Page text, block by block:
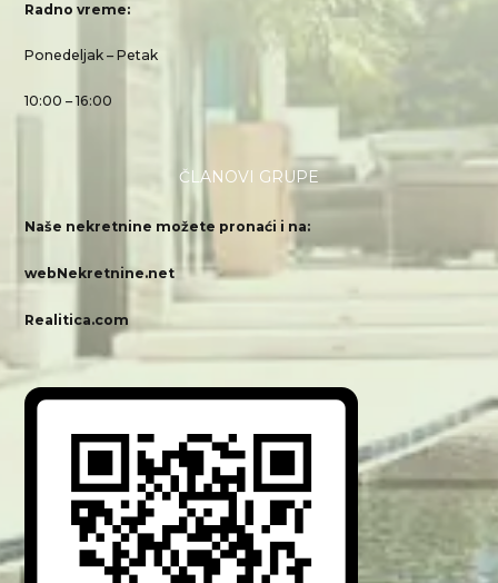
Radno vreme:
Ponedeljak – Petak
10:00 – 16:00
ČLANOVI GRUPE
Naše nekretnine možete pronaći i na:
webNekretnine.net
Realitica.com